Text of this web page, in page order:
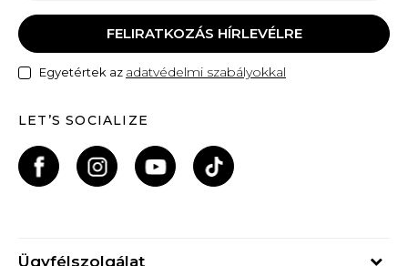
FELIRATKOZÁS HÍRLEVÉLRE
Egyetértek az adatvédelmi szabályokkal
LET’S SOCIALIZE
Ügyfélszolgálat